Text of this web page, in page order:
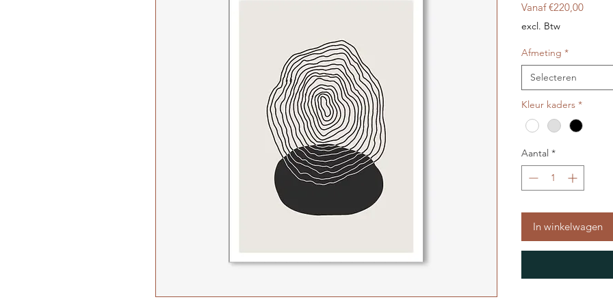
Vanaf€220,00
excl. Btw
Afmeting *
Selecteren
Kleur kaders *
Aantal *
In winkelwagen